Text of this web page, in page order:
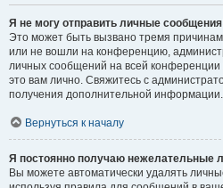
Я не могу отправить личные
Это может быть вызвано тремя
или не вошли на конференцию,
личных сообщений на всей
это вам лично. Свяжитесь с
получения дополнительной информации.
Вернуться к началу
Я постоянно получаю нежелательные
Вы можете автоматически удалять